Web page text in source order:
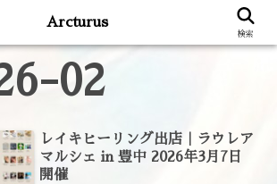
02
レイキヒーリング出店｜ラウレア
マルシェ in 豊中 2026年3月7日
開催
Arcturus
検索